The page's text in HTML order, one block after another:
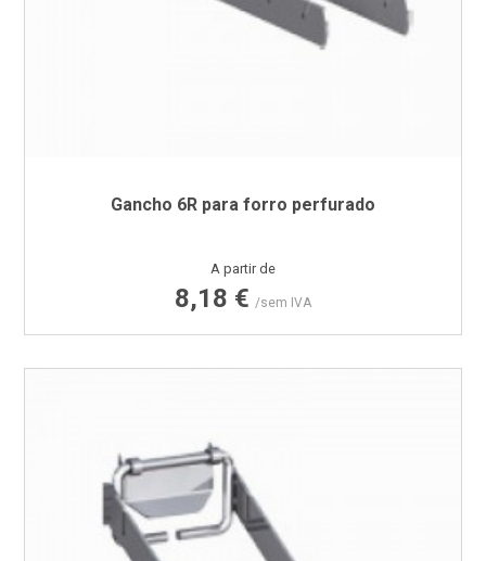
Gancho 6R para forro perfurado
Preço
A partir de
8,18 € /sem IVA